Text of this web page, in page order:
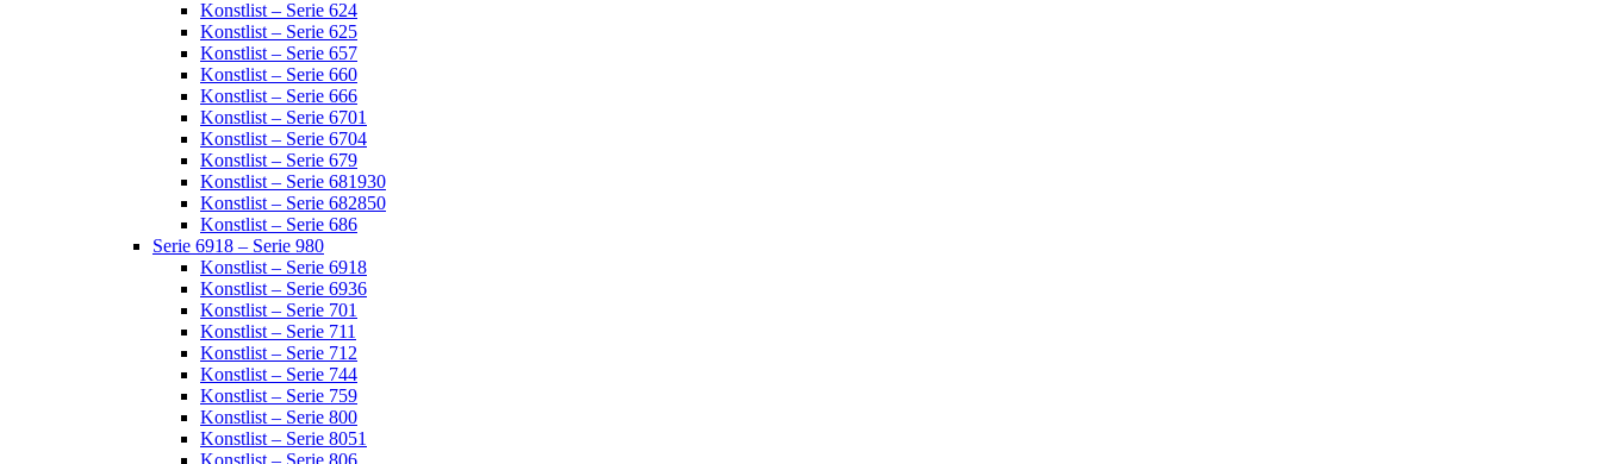
Konstlist – Serie 624
Konstlist – Serie 625
Konstlist – Serie 657
Konstlist – Serie 660
Konstlist – Serie 666
Konstlist – Serie 6701
Konstlist – Serie 6704
Konstlist – Serie 679
Konstlist – Serie 681930
Konstlist – Serie 682850
Konstlist – Serie 686
Serie 6918 – Serie 980
Konstlist – Serie 6918
Konstlist – Serie 6936
Konstlist – Serie 701
Konstlist – Serie 711
Konstlist – Serie 712
Konstlist – Serie 744
Konstlist – Serie 759
Konstlist – Serie 800
Konstlist – Serie 8051
Konstlist – Serie 806